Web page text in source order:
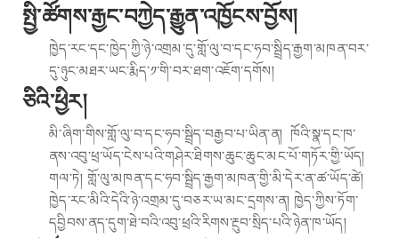
སྤྱི་ཚོགས་རྒྱང་བཀྱེད་རྒྱུན་འཁྱོངས་བྱོས།
ཁྱེད་རང་དང་ཁྱེད་ཀྱི་ཉེ་འགྲམ་དུ་གློ་ལུ་བ་དང་ཧབ་སྦྲིད་རྒྱག་མཁན་བར་
དུ་ཉུང་མཐར་ཡང་རྨིད་༡་གི་བར་ཐག་འཇོག་དགོས།
ཅིའི་ཕྱིར།
མི་ཞིག་གིས་གློ་ལུ་བ་དང་ཧབ་སྦྲིད་བརྒྱབ་པ་ཡིན་ན། ཁོའི་སྣ་དང་ཁ་
ནས་འབུ་ཕྲ་ཡོད་ངེས་པའི་གཤེར་ཐིགས་ཆུང་ཆུང་མང་པོ་གཏོར་གྱི་ཡོད།
གལ་ཏེ། གློ་ལུ་མཁན་དང་ཧབ་སྦྲིད་རྒྱག་མཁན་གྱི་མི་དེར་ན་ཚ་ཡོད་ཚེ།
ཁྱེད་རང་མིའི་དེའི་ཉེ་འགྲམ་དུ་བཅར་ཡ་མང་དྲགས་ན། ཁྱེད་ཀྱིས་ཏོག་
དབྱིབས་ནད་དུག་ཐེ་བའི་འབུ་ཕྲའི་རིགས་རྔུབ་སྲིད་པའི་ཉེན་ཁ་ཡོད།